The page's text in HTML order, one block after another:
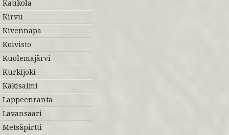
Kaukola
Kirvu
Kivennapa
Koivisto
Kuolemajärvi
Kurkijoki
Käkisalmi
Lappeenranta
Lavansaari
Metsäpirtti